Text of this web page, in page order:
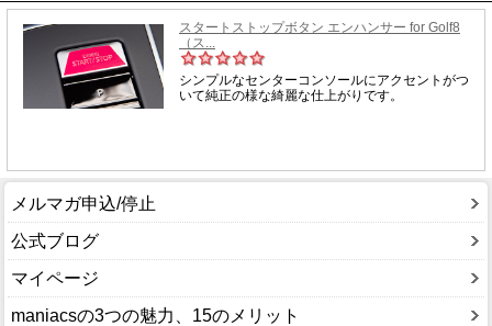
メルマガ申込/停止
公式ブログ
マイページ
maniacsの3つの魅力、15のメリット